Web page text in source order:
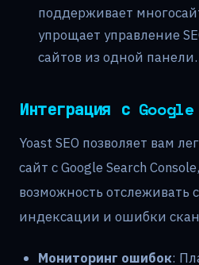
поддерживает
упрощает управление
сайтов из одной панели.
Интеграция с
Yoast SEO позволяет вам
сайт с Google Search
возможность отслеживать
индексации и ошибки
Мониторинг ошибок: